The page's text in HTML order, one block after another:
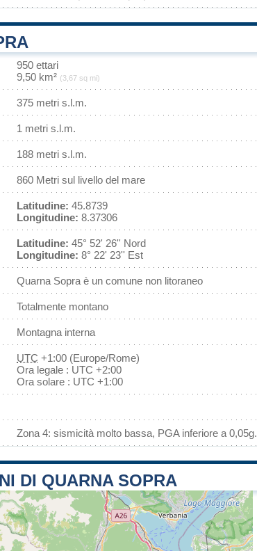
950 ettari
9,50 km² (3,67 sq mi)
375 metri s.l.m.
1 metri s.l.m.
188 metri s.l.m.
860 Metri sul livello del mare
Latitudine: 45.8739
Longitudine: 8.37306
Latitudine: 45° 52' 26'' Nord
Longitudine: 8° 22' 23'' Est
Quarna Sopra è un comune non litoraneo
Totalmente montano
Montagna interna
UTC +1:00 (Europe/Rome)
Ora legale : UTC +2:00
Ora solare : UTC +1:00
Zona 4: sismicità molto bassa, PGA inferiore a 0,05g.
DI QUARNA SOPRA